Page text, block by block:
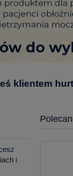
klientem
i